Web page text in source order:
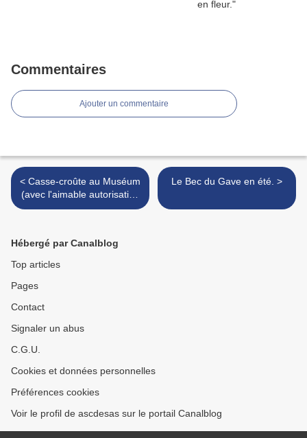
Commentaires
Ajouter un commentaire
< Casse-croûte au Muséum
(avec l'aimable autorisation
de M. Jean Fontaine - expo
Le Bec du Gave en été. >
Hébergé par Canalblog
Top articles
Pages
Contact
Signaler un abus
C.G.U.
Cookies et données personnelles
Préférences cookies
Voir le profil de ascdesas sur le portail Canalblog